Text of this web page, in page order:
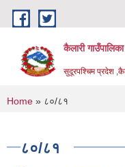
Skip to main content
कैलारी गाउँपालिका
सुदूरपश्चिम प्रदेश
You are here
Home » ८०/८१
८०/८१